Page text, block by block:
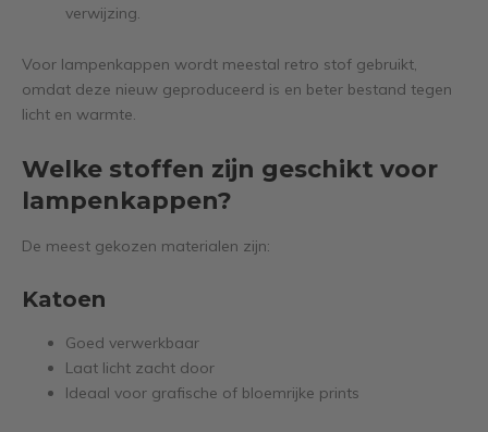
verwijzing.
Voor lampenkappen wordt meestal retro stof gebruikt,
omdat deze nieuw geproduceerd is en beter bestand tegen
licht en warmte.
Welke stoffen zijn geschikt voor
lampenkappen?
De meest gekozen materialen zijn:
Katoen
Goed verwerkbaar
Laat licht zacht door
Ideaal voor grafische of bloemrijke prints